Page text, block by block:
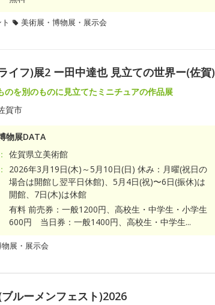
美術展・博物展・展示会
イフ)展2 ー田中達也 見立ての世界ー(佐賀)
のを別のものに見立てたミニチュアの作品展
賀市
物展DATA
佐賀県立美術館
2026年3月19日(木)～5月10日(日) 休み：月曜(祝日の
場合は開館し翌平日休館)、5月4日(祝)〜6日(振休)は
開館、7日(木)は休館
有料 前売券：一般1200円、高校生・中学生・小学生
600円 当日券：一般1400円、高校生・中学生...
展・展示会
ルーメンフェスト)2026